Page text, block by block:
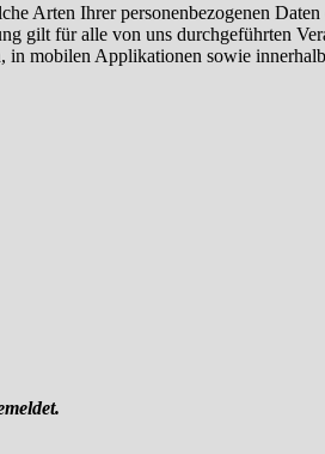
Arten Ihrer personenbezogenen
gilt für alle von uns durchgeführten
in mobilen Applikationen sowie